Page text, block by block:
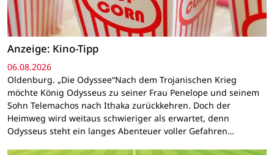
Anzeige: Kino-Tipp
06.08.2026
Oldenburg. „Die Odyssee“Nach dem Trojanischen Krieg
möchte König Odysseus zu seiner Frau Penelope und seinem
Sohn Telemachos nach Ithaka zurückkehren. Doch der
Heimweg wird weitaus schwieriger als erwartet, denn
Odysseus steht ein langes Abenteuer voller Gefahren…